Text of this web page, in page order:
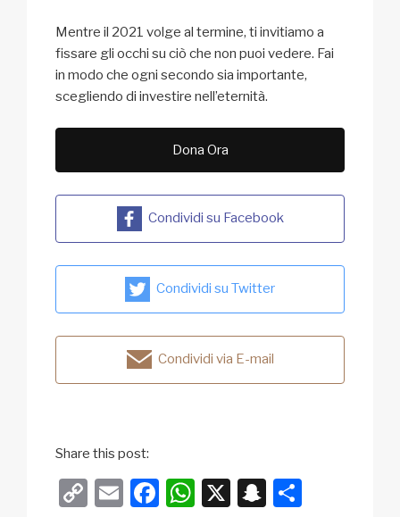
Mentre il 2021 volge al termine, ti invitiamo a
fissare gli occhi su ciò che non puoi vedere. Fai
in modo che ogni secondo sia importante,
scegliendo di investire nell’eternità.
Dona Ora
Condividi su Facebook
Condividi su Twitter
Condividi via E-mail
Share this post:
C
E
F
W X
S